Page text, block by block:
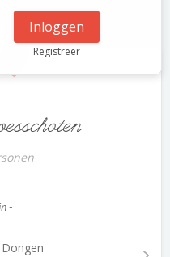
Inloggen
Registreer
-
Dongen